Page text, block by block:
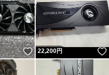
いいね！
22,200円